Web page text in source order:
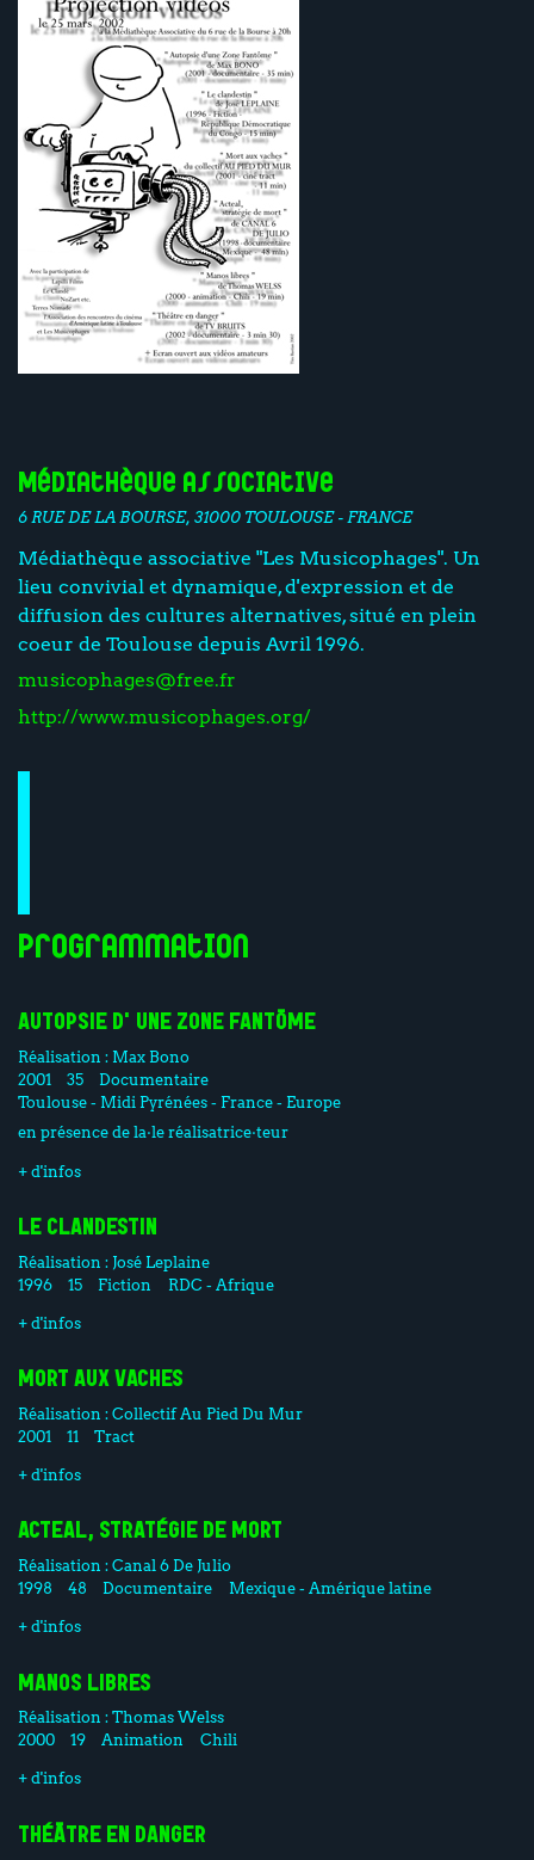
Médiathèque associative
6 RUE DE LA BOURSE, 31000 TOULOUSE - FRANCE
Médiathèque associative "Les Musicophages". Un
lieu convivial et dynamique, d'expression et de
diffusion des cultures alternatives, situé en plein
coeur de Toulouse depuis Avril 1996.
musicophages@free.fr
http://www.musicophages.org/
Programmation
AUTOPSIE D'UNE ZONE FANTÔME
Réalisation : Max Bono
2001
35
Documentaire
Toulouse - Midi Pyrénées - France - Europe
en présence de la·le réalisatrice·teur
+ d'infos
LE CLANDESTIN
Réalisation : José Leplaine
1996
15 Fiction RDC - Afrique
+ d'infos
MORT AUX VACHES
Réalisation :Collectif Au Pied Du Mur
2001
11 Tract
+ d'infos
ACTEAL, STRATÉGIE DE MORT
Réalisation :Canal 6 De Julio
1998
48 Documentaire Mexique - Amérique latine
+ d'infos
MANOS LIBRES
Réalisation :Thomas Welss
2000
19 Animation Chili
+ d'infos
THÉÂTRE EN DANGER